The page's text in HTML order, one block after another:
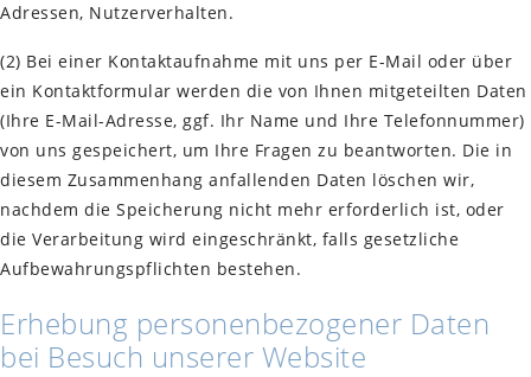
Adressen, Nutzerverhalten.
(2) Bei einer Kontaktaufnahme mit uns per E-Mail oder über
ein Kontaktformular werden die von Ihnen mitgeteilten Daten
(Ihre E-Mail-Adresse, ggf. Ihr Name und Ihre Telefonnummer)
von uns gespeichert, um Ihre Fragen zu beantworten. Die in
diesem Zusammenhang anfallenden Daten löschen wir,
nachdem die Speicherung nicht mehr erforderlich ist, oder
die Verarbeitung wird eingeschränkt, falls gesetzliche
Aufbewahrungspflichten bestehen.
Erhebung personenbezogener Daten
bei Besuch unserer Website